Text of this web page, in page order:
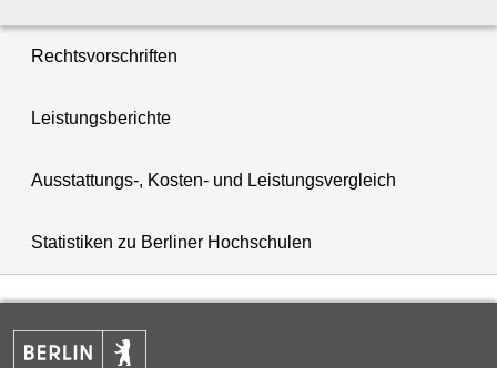
Rechtsvorschriften
Leistungsberichte
Ausstattungs-, Kosten- und Leistungsvergleich
Statistiken zu Berliner Hochschulen